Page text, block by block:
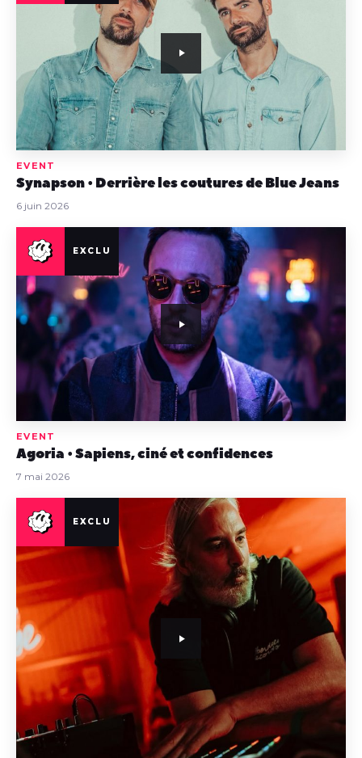
EVENT
Synapson • Derrière les coutures de Blue Jeans
6 juin 2026
EVENT
Agoria • Sapiens, ciné et confidences
7 mai 2026